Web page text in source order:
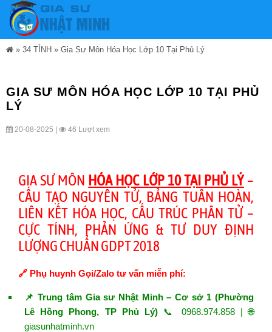
» 34 TỈNH » Gia Sư Môn Hóa Học Lớp 10 Tại Phủ Lý
GIA SƯ MÔN HÓA HỌC LỚP 10 TẠI PHỦ
LÝ
20-08-2025 | 46 Lượt xem
GIA SƯ MÔN HÓA HỌC LỚP 10 TẠI PHỦ LÝ–
CẤU TẠO NGUYÊN TỬ, BẢNG TUẦN HOÀN,
LIÊN KẾT HÓA HỌC, CẤU TRÚC PHÂN TỬ –
CỰC TÍNH, PHẢN ỨNG & TƯ DUY ĐỊNH
LƯỢNG CHUẨN GDPT 2018
🔗 Phụ huynh Gọi/Zalo tư vấn miễn phí:
📌 Trung tâm Gia sư Nhật Minh – Cơ sở 1 (Phường
Lê Hồng Phong, TP Phủ Lý) 📞 0968.974.858 | 🌐
giasunhatminh.vn